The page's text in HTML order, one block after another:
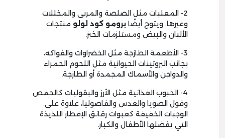
2- المعلبات مثل الصلصة والمربى والمخللات
وغيرها، ويتوج أيضًا برومو كود لولو منتجات
الألبان والبيض ومستلزمات الخبز.
3- الأطعمة الطازجة مثل الخضراوات والفواكه،
بجانب البروتينات الحيوانية مثل اللحوم الحمراء
والدواجن والأسماك المجمدة أو الطازجة.
4- الحبوب الغذائية مثل الأرز والبقوليات كالحمص
وفول الصويا والعدس والفاصوليا، علاوة على
الوجبات الخفيفة كعبوات رقائق الإفطار اللذيذة
التي يفضلها الأطفال والكبار.